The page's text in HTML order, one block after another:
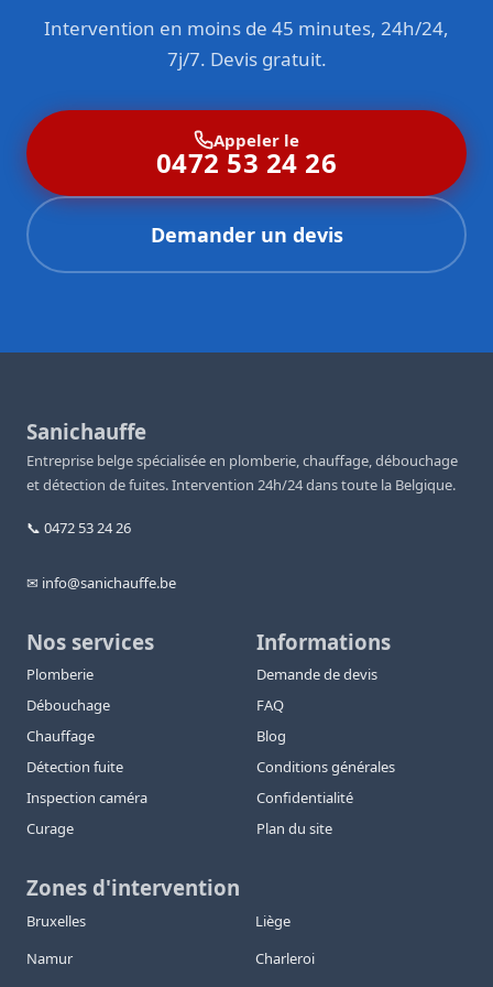
Intervention en moins de 45 minutes, 24h/24,
7j/7. Devis gratuit.
Appeler le
0472 53 24 26
Demander un devis
Sanichauffe
Entreprise belge spécialisée en plomberie, chauffage, débouchage
et détection de fuites. Intervention 24h/24 dans toute la Belgique.
📞 0472 53 24 26
✉ info@sanichauffe.be
Nos services
Plomberie
Débouchage
Chauffage
Détection fuite
Inspection caméra
Curage
Informations
Demande de devis
FAQ
Blog
Conditions générales
Confidentialité
Plan du site
Zones d'intervention
Bruxelles
Liège
Namur
Charleroi